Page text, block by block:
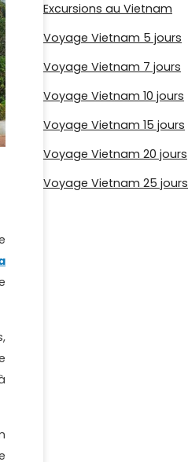
Excursions au Vietnam
Voyage Vietnam 5 jours
Voyage Vietnam 7 jours
Voyage Vietnam 10 jours
Voyage Vietnam 15 jours
Voyage Vietnam 20 jours
Voyage Vietnam 25 jours